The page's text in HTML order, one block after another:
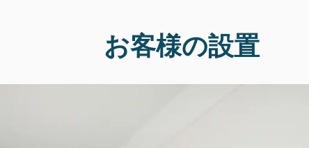
お客様の設置